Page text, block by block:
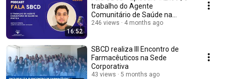
16:52
trabalho do Agente
Comunitário de Saúde na
prática
246 views 4 months ago
SBCD realiza III Encontro de
Farmacêuticos na Sede
Corporativa
43 views 5 months ago